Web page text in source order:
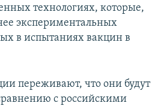
технологиях, которые,
экспериментальных
в испытаниях вакцин в
переживают, что они будут
с российскими